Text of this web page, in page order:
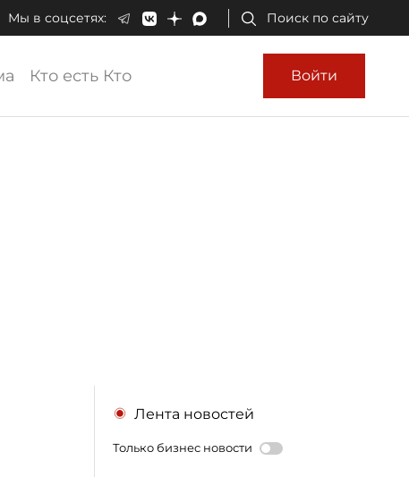
Мы в соцсетях: Поиск по сайту
Кто есть Кто Войти
Лента новостей
Только бизнес новости